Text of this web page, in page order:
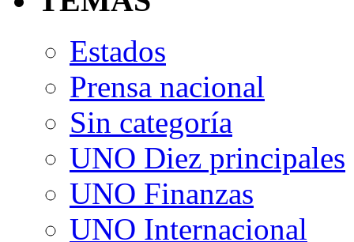
Estados
Prensa nacional
Sin categoría
UNO Diez principales
UNO Finanzas
UNO Internacional